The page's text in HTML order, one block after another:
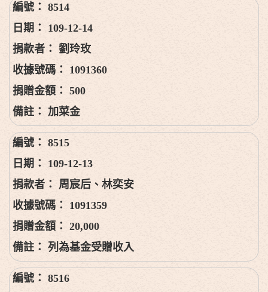
8514
109-12-14
劉玲玫
1091360
500
加菜金
8515
109-12-13
周宸后、林奕安
1091359
20,000
列為基金受贈收入
8516